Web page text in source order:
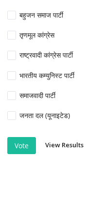
बहुजन समाज पार्टी
तृणमूल कांग्रेस
राष्ट्रवादी कांग्रेस पार्टी
भारतीय कम्युनिस्ट पार्टी
समाजवादी पार्टी
जनता दल (यूनाइटेड)
Vote View Results